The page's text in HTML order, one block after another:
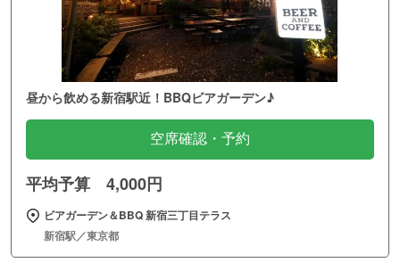
昼から飲める新宿駅近！BBQビアガーデン♪
空席確認・予約
平均予算 4,000円
ビアガーデン＆BBQ 新宿三丁目テラス
新宿駅／東京都